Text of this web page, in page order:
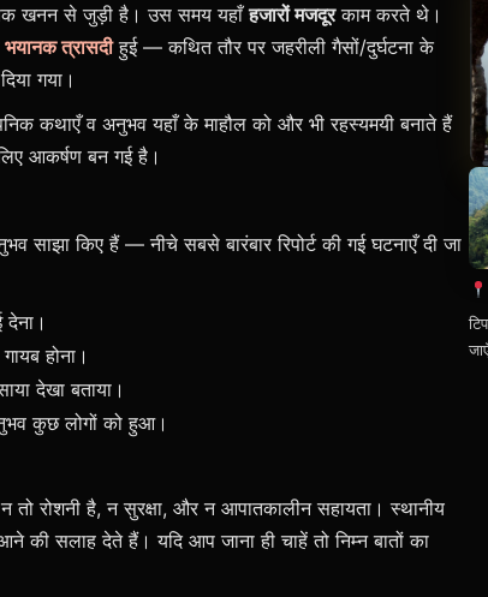
खनन से जुड़ी है। उस समय यहाँहजारों मजदूरकाम करते थे।
भयानक त्रासदीहुई — कथित तौर पर जहरीली गैसों/दुर्घटना के
गया।
कथाएँ व अनुभव यहाँ के माहौल को और भी रहस्यमयी बनाते हैं
आकर्षण बन गई है।
साझा किए हैं — नीचे सबसे बारंबार रिपोर्ट की गई घटनाएँ दी जा
होना।
देखा बताया।
कुछ लोगों को हुआ।
रोशनी है, न सुरक्षा, और न आपातकालीन सहायता। स्थानीय
सलाह देते हैं। यदि आप जाना ही चाहें तो निम्न बातों का